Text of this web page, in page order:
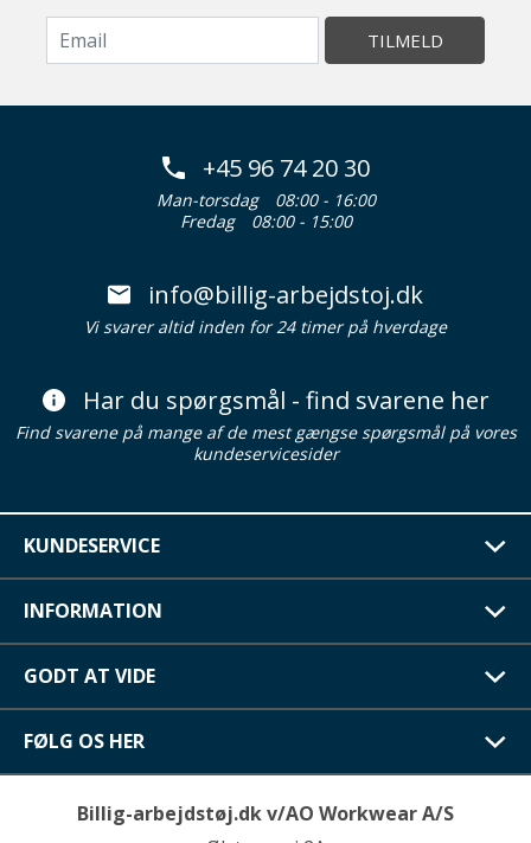
TILMELD
+45 96 74 20 30
Man-torsdag
08:00 - 16:00
Fredag
08:00 - 15:00
info@billig-arbejdstoj.dk
Vi svarer altid inden for 24 timer på hverdage
Har du spørgsmål - find svarene her
Find svarene på mange af de mest gængse spørgsmål på vores
kundeservicesider
KUNDESERVICE
INFORMATION
GODT AT VIDE
FØLG OS HER
Billig-arbejdstøj.dk v/AO Workwear A/S